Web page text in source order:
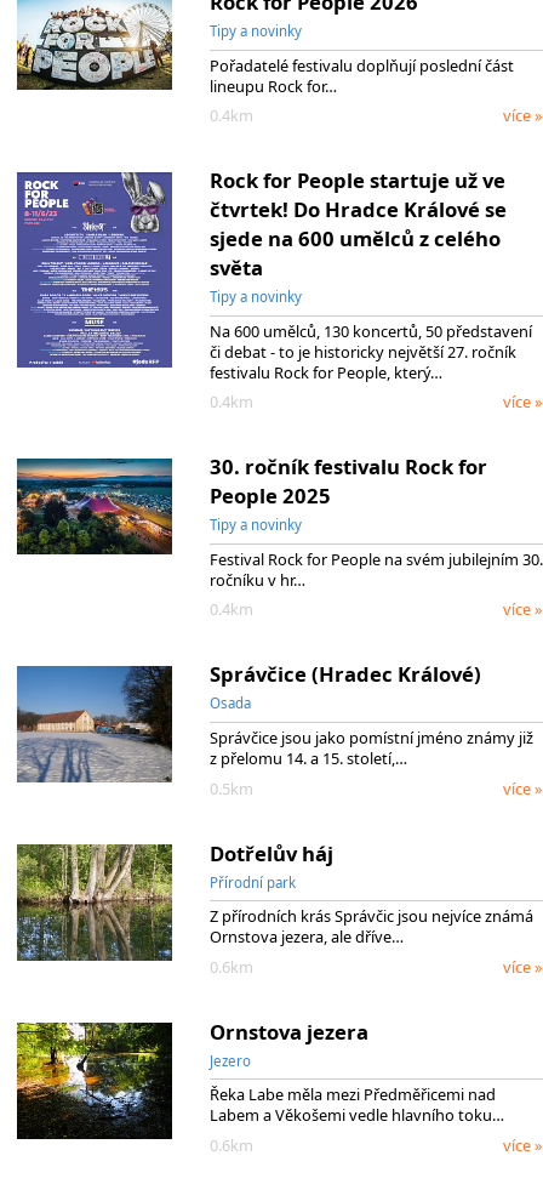
Tipy a novinky
Pořadatelé festivalu doplňují poslední část
lineupu Rock for…
0.4km
více »
Rock for People startuje už ve
čtvrtek! Do Hradce Králové se
sjede na 600 umělců z celého
světa
Tipy a novinky
Na 600 umělců, 130 koncertů, 50 představení
či debat - to je historicky největší 27. ročník
festivalu Rock for People, který…
0.4km
více »
30. ročník festivalu Rock for
People 2025
Tipy a novinky
Festival Rock for People na svém jubilejním 30.
ročníku v hr…
0.4km
více »
Správčice (Hradec Králové)
Osada
Správčice jsou jako pomístní jméno známy již
z přelomu 14. a 15. století,…
0.5km
více »
Dotřelův háj
Přírodní park
Z přírodních krás Správčic jsou nejvíce známá
Ornstova jezera, ale dříve…
0.6km
více »
Ornstova jezera
Jezero
Řeka Labe měla mezi Předměřicemi nad
Labem a Věkošemi vedle hlavního toku…
0.6km
více »